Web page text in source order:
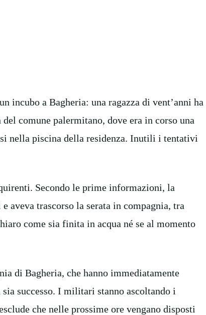
incubo a Bagheria: una ragazza di vent’anni ha
comune palermitano, dove era in corso una
nella piscina della residenza. Inutili i tentativi
Secondo le prime informazioni, la
aveva trascorso la serata in compagnia, tra
come sia finita in acqua né se al momento
di Bagheria, che hanno immediatamente
successo. I militari stanno ascoltando i
che nelle prossime ore vengano disposti